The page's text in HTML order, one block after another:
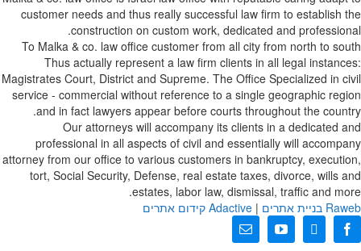
customer needs and thus really successful law firm to establish the
construction on custom work, dedicated and professional.
To Malka & co. law office customer from all city from north to south
Thus actually represent a law firm clients in all legal instances:
Magistrates Court, District and Supreme. The Office Specialized in civil
service - commercial without reference to a single geographic region
and in fact lawyers appear before courts throughout the country.
Our attorneys will accompany its clients in a dedicated and
professional in all aspects of civil and essentially will accompany
attorney from our office to various customers in bankruptcy, execution,
tort, Social Security, Defense, real estate taxes, divorce, wills and
estates, labor law, dismissal, traffic and more.
Raweb בניית אתרים |
Adactive קידום אתרים
Facebook
X
YouTubeכתובת